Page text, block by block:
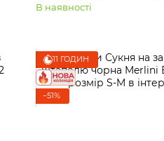
В наявності
11 ГОДИН
−51%